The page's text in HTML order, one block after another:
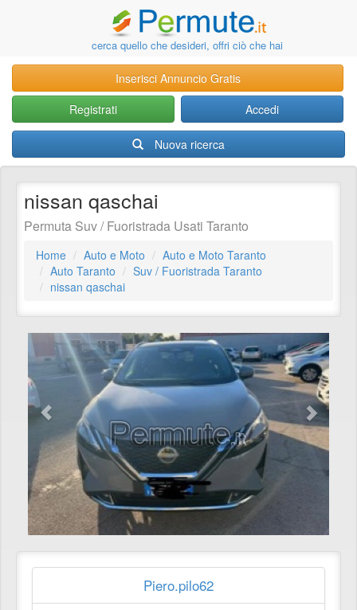
cerca quello che desideri, offri ciò che hai
Inserisci Annuncio Gratis
Registrati
Accedi
Nuova ricerca
nissan qaschai
Permuta Suv / Fuoristrada Usati Taranto
Home Auto e Moto
Auto e Moto Taranto
Auto Taranto
Suv / Fuoristrada Taranto
nissan qaschai
Piero.pilo62